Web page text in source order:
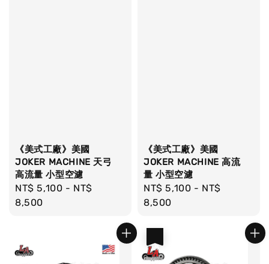
《美式工廠》美國
JOKER MACHINE 天弓
高流量 小型空濾
Regular
price
NT$ 5,100 - NT$
8,500
《美式工廠》美國
JOKER MACHINE 高流
量 小型空濾
Regular
price
NT$ 5,100 - NT$
8,500